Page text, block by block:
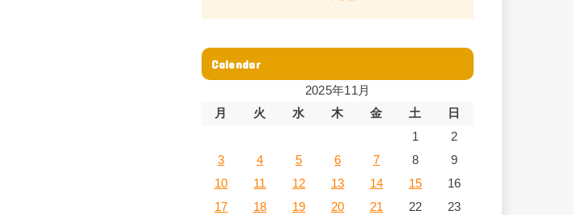
Calendar
2025年11月
月
火 水 木 金 土
日
1
2
3
4 5 6 7 8
9
10
11 12 13 14 15
16
17
18 19 20 21 22 23